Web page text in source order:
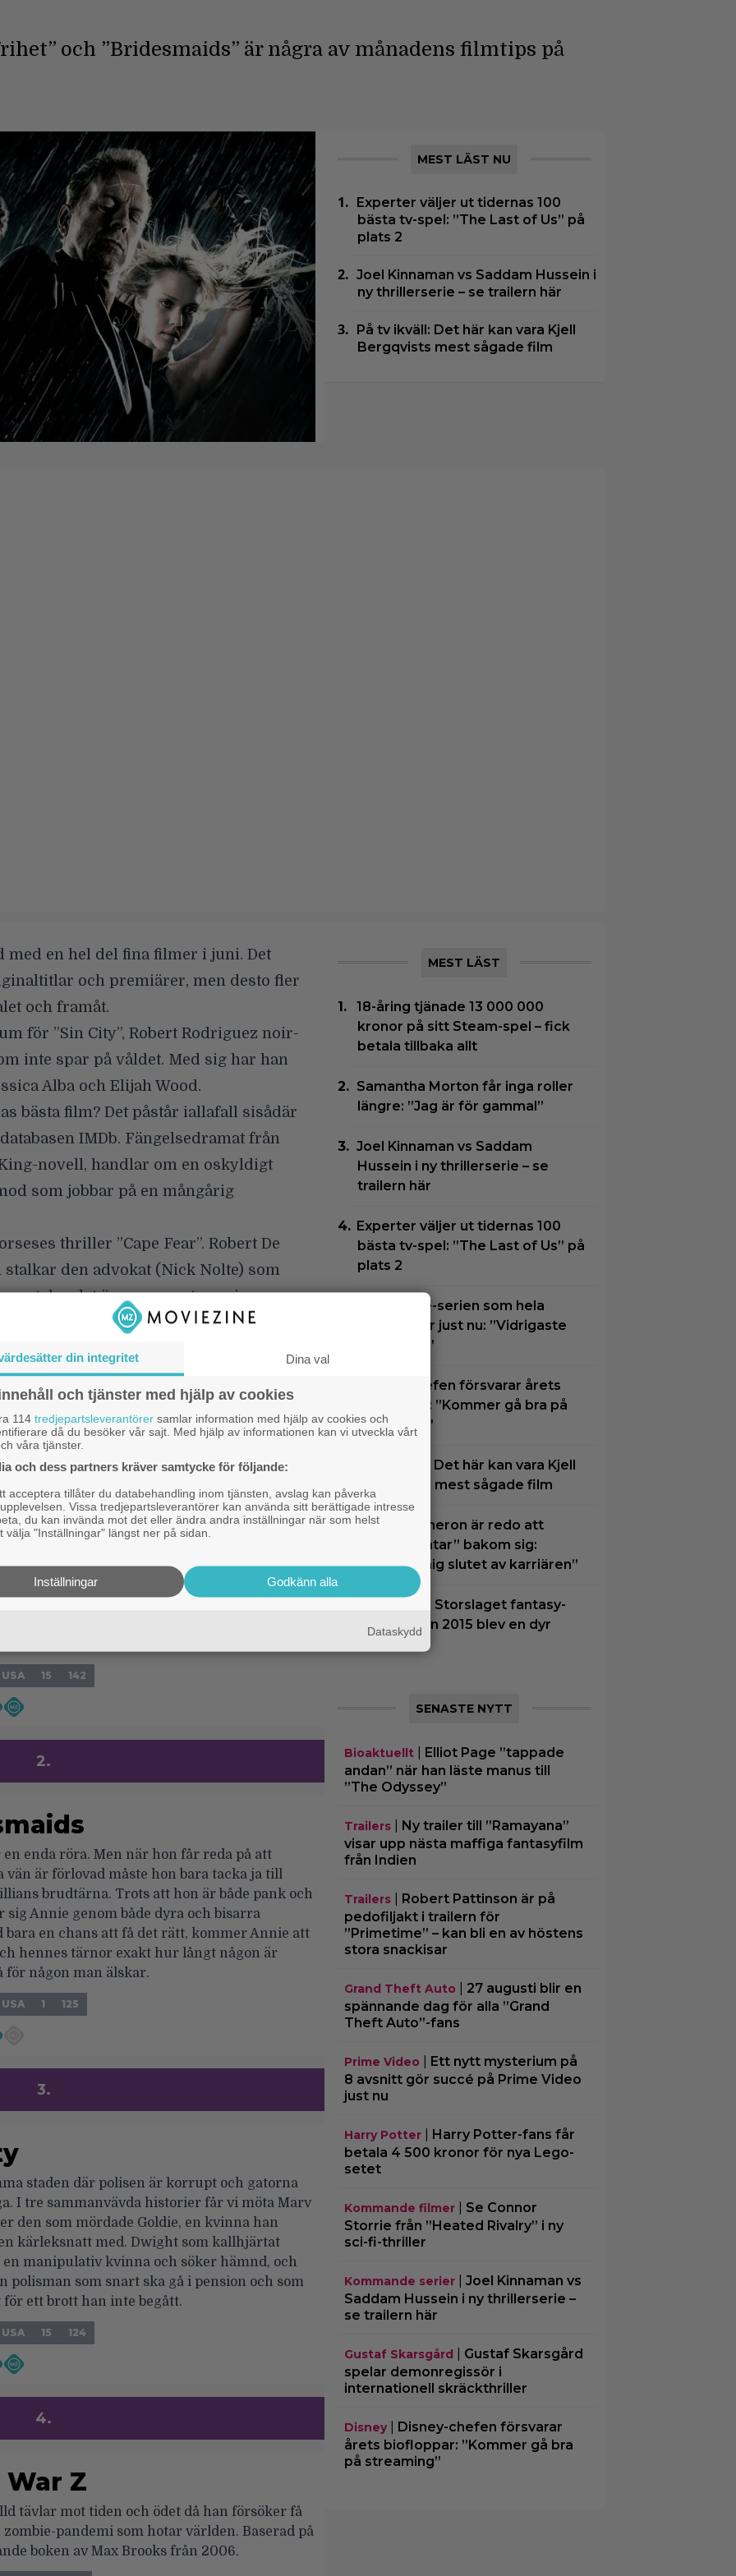
och ”Bridesmaids” är några av månadens filmtips på
MEST LÄST NU
Experter väljer ut tidernas 100
bästa tv-spel: ”The Last of Us” på
plats 2
Joel Kinnaman vs Saddam Hussein i
ny thrillerserie – se trailern här
På tv ikväll: Det här kan vara Kjell
Bergqvists mest sågade film
en hel del fina filmer i juni. Det
och premiärer, men desto fler
och framåt.
för ”Sin City”, Robert Rodriguez noir-
inte spar på våldet. Med sig har han
Alba och Elijah Wood.
bästa film? Det påstår iallafall sisådär
IMDb. Fängelsedramat från
King-novell, handlar om en oskyldigt
som jobbar på en mångårig
thriller ”Cape Fear”. Robert De
den advokat (Nick Nolte) som
nu talas det även om en tv-serie
tips på grymt bra filmer att se på
1.
till frihet
(Tim Robbins), är en tystlåten ambitiös man
i en lysande karriär. Dessvärre är hans
frun långt i från lyckligt – hon vill skilja sig
ett förhållande med en annan. När frun och
brutalt skjuts ihjäl åtalas Andy och fälls för
blir två livstider på Shawshank, ett av de
i USA.
USA 15 142
2.
enda röra. Men när hon får reda på att
vän är förlovad måste hon bara tacka ja till
brudtärna. Trots att hon är både pank och
sig Annie genom både dyra och bisarra
bara en chans att få det rätt, kommer Annie att
hennes tärnor exakt hur långt någon är
för någon man älskar.
USA 1 125
3.
staden där polisen är korrupt och gatorna
I tre sammanvävda historier får vi möta Marv
den som mördade Goldie, en kvinna han
kärleksnatt med. Dwight som kallhjärtat
manipulativ kvinna och söker hämnd, och
polisman som snart ska gå i pension och som
ett brott han inte begått.
USA 15 124
4.
Z
tävlar mot tiden och ödet då han försöker få
zombie-pandemi som hotar världen. Baserad på
boken av Max Brooks från 2006.
MEST LÄST
18-åring tjänade 13 000 000
kronor på sitt Steam-spel – fick
betala tillbaka allt
Samantha Morton får inga roller
längre: ”Jag är för gammal”
Joel Kinnaman vs Saddam
Hussein i ny thrillerserie – se
trailern här
Experter väljer ut tidernas 100
bästa tv-spel: ”The Last of Us” på
plats 2
True crime-serien som hela
Sverige ser just nu: ”Vidrigaste
fallet ever”
Disney-chefen försvarar årets
biofloppar: ”Kommer gå bra på
streaming”
På tv ikväll: Det här kan vara Kjell
Bergqvists mest sågade film
James Cameron är redo att
lämna ”Avatar” bakom sig:
”Närmar mig slutet av karriären”
Ikväll på tv: Storslaget fantasy-
äventyr från 2015 blev en dyr
SENASTE NYTT
Bioaktuellt| Elliot Page ”tappade
andan” när han läste manus till
”The Odyssey”
Trailers| Ny trailer till ”Ramayana”
visar upp nästa maffiga fantasyfilm
från Indien
Trailers| Robert Pattinson är på
pedofiljakt i trailern för
”Primetime” – kan bli en av höstens
stora snackisar
Grand Theft Auto
27 augusti blir en
spännande dag för alla ”Grand
Theft Auto”-fans
Prime Video
Ett nytt mysterium på
8 avsnitt gör succé på Prime Video
just nu
Harry Potter| Harry Potter-fans får
betala 4 500 kronor för nya Lego-
setet
Kommande filmer| Se Connor
Storrie från ”Heated Rivalry” i ny
sci-fi-thriller
Kommande serier| Joel Kinnaman vs
Saddam Hussein i ny thrillerserie –
se trailern här
Gustaf Skarsgård
Gustaf Skarsgård
spelar demonregissör i
internationell skräckthriller
Disney| Disney-chefen försvarar
årets biofloppar: ”Kommer gå bra
på streaming”
din integritet Dina val
och tjänster med hjälp av cookies
114 tredjepartsleverantörer samlar information med hjälp av cookies och
då du besöker vår sajt. Med hjälp av informationen kan vi utveckla vårt
våra tjänster.
och dess partners kräver samtycke för följande:
acceptera tillåter du databehandling inom tjänsten, avslag kan påverka
Vissa tredjepartsleverantörer kan använda sitt berättigade intresse
du kan invända mot det eller ändra andra inställningar när som helst
välja "Inställningar" längst ner på sidan.
Godkänn alla
Inställningar
Dataskydd